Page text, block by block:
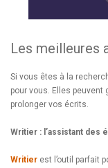
Les meilleures
Si vous êtes à la
pour vous. Elles
prolonger vos écrits.
Writier : l’assistant des
Writier est l’outil parfait